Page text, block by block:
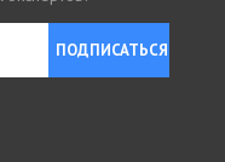
ПОДПИСАТЬСЯ